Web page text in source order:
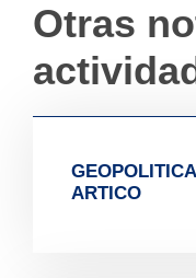
Otras
ARTICO